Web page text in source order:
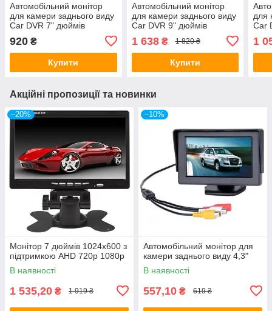
Автомобільний монітор
для камери заднього виду
Car DVR 7" дюймів
рамкою підголівника
920 ₴
Купити
Автомобільний монітор
для камери заднього виду
Car DVR 9" дюймів
рамкою підголівника
1 638₴ 1 820 ₴
Купити
для
Car
1
Акційні пропозиції та новинки
–20%
Монітор 7 дюймів 1024х600 з
підтримкою AHD 720р 1080р
В наявності
1 535,20 ₴ 1 919 ₴
–10%
Автомобільний монітор для
камери заднього виду 4,3"
В наявності
557,10 ₴ 619 ₴